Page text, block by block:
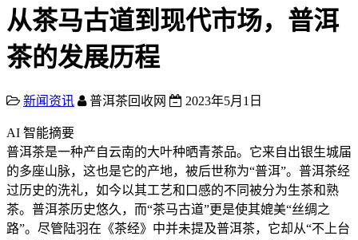
从茶马古道到现代市场，普洱
茶的发展历程
新闻资讯 普洱茶回收网 2023年5月1日
AI 智能摘要
​普洱茶是一种产自云南的大叶种晒青茶品。它来自出银生城届
的多座山脉，这也是它的产地，被后世称为“普洱”。普洱茶经
过历史的洗礼，如今以其工艺和口感的不同被分为生茶和熟
茶。普洱茶历史悠久，而“茶马古道”更是使其媲美“丝绸之
路”。尽管陆羽在《茶经》中并未提及普洱茶，它却从“不上台